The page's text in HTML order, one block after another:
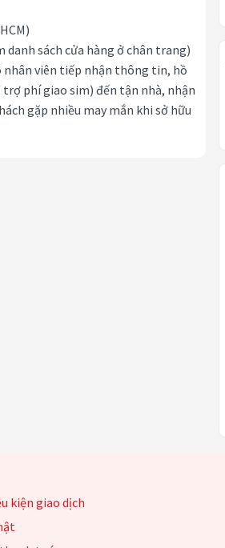
danh sách cửa hàng ở chân trang)
nhân viên tiếp nhận thông tin, hồ
trợ phí giao sim) đến tận nhà, nhận
gặp nhiều may mắn khi sở hữu
kiện giao dịch